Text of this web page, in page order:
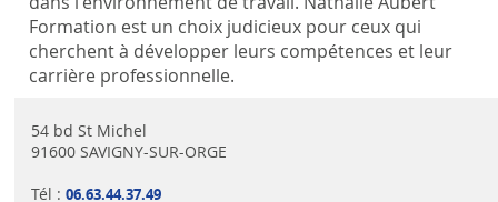
Formation est un choix judicieux pour ceux qui
cherchent à développer leurs compétences et leur
carrière professionnelle.
54 bd St Michel
91600 SAVIGNY-SUR-ORGE
Tél : 06.63.44.37.49